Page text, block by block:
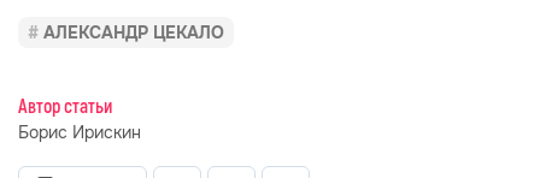
АЛЕКСАНДР ЦЕКАЛО
Автор статьи
Борис Ирискин